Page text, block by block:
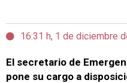
16:31 h, 1 de diciembre
El secretario de
pone su cargo a